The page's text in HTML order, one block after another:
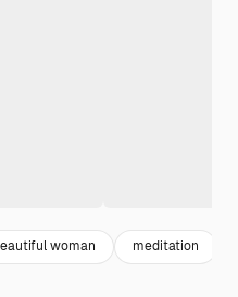
woman meditation